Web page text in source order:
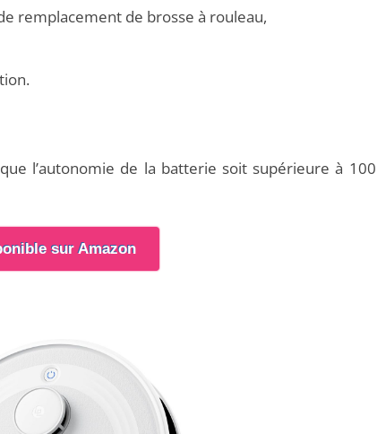
remplacement de brosse à rouleau,
l’autonomie de la batterie soit supérieure à 100
sur Amazon